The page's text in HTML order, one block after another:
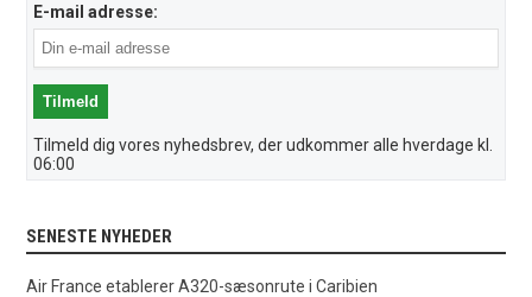
E-mail adresse:
Tilmeld dig vores nyhedsbrev, der udkommer alle hverdage kl.
06:00
SENESTE NYHEDER
Air France etablerer A320-sæsonrute i Caribien